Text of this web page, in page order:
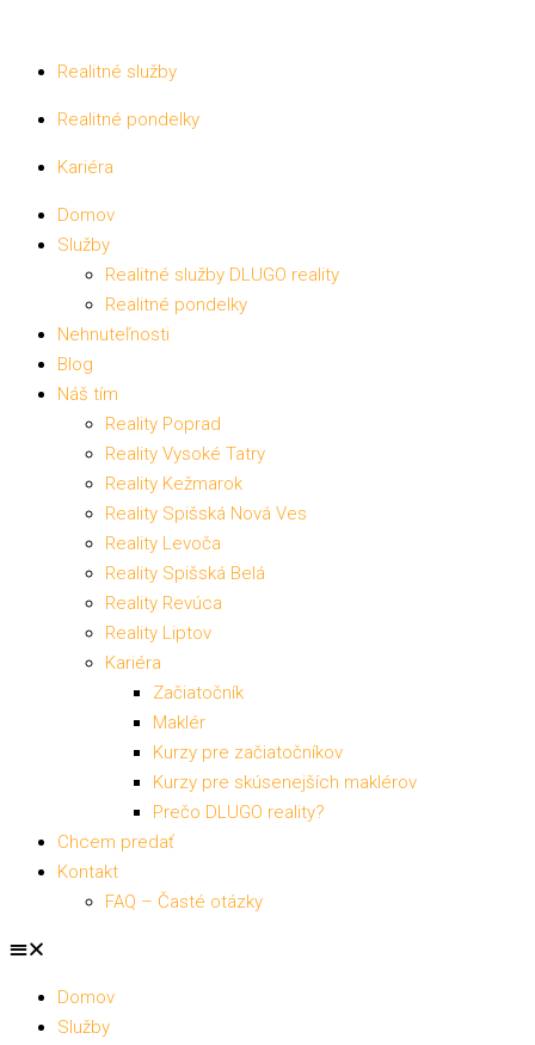
Realitné služby
Realitné pondelky
Kariéra
Domov
Služby
Realitné služby DLUGO reality
Realitné pondelky
Nehnuteľnosti
Blog
Náš tím
Reality Poprad
Reality Vysoké Tatry
Reality Kežmarok
Reality Spišská Nová Ves
Reality Levoča
Reality Spišská Belá
Reality Revúca
Reality Liptov
Kariéra
Začiatočník
Maklér
Kurzy pre začiatočníkov
Kurzy pre skúsenejších maklérov
Prečo DLUGO reality?
Chcem predať
Kontakt
FAQ – Časté otázky
Domov
Služby